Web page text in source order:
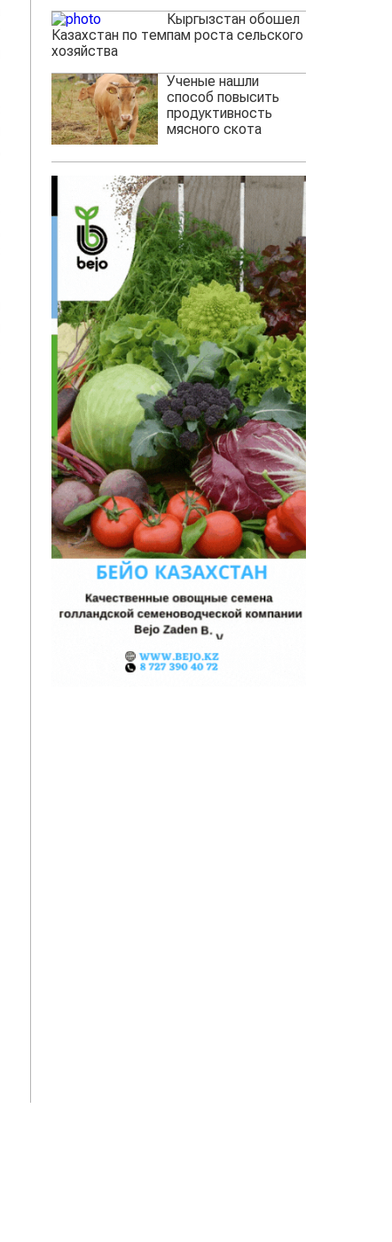
Кыргызстан обошел
Казахстан по темпам роста сельского
хозяйства
Ученые нашли
способ повысить
продуктивность
мясного скота